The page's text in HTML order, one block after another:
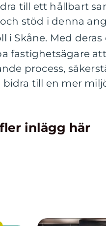
till ett hållbart
stöd i denna
i Skåne. Med
fastighetsägare
process,
till en mer
inlägg här